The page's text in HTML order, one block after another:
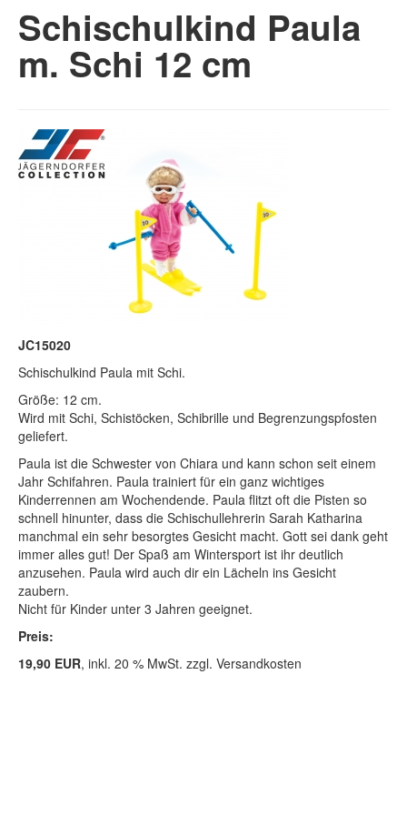
Schischulkind Paula
m. Schi 12 cm
JC15020
Schischulkind Paula mit Schi.
Größe: 12 cm.
Wird mit Schi, Schistöcken, Schibrille und Begrenzungspfosten
geliefert.
Paula ist die Schwester von Chiara und kann schon seit einem
Jahr Schifahren. Paula trainiert für ein ganz wichtiges
Kinderrennen am Wochendende. Paula flitzt oft die Pisten so
schnell hinunter, dass die Schischullehrerin Sarah Katharina
manchmal ein sehr besorgtes Gesicht macht. Gott sei dank geht
immer alles gut! Der Spaß am Wintersport ist ihr deutlich
anzusehen. Paula wird auch dir ein Lächeln ins Gesicht
zaubern.
Nicht für Kinder unter 3 Jahren geeignet.
Preis:
19,90 EUR, inkl. 20 % MwSt. zzgl. Versandkosten